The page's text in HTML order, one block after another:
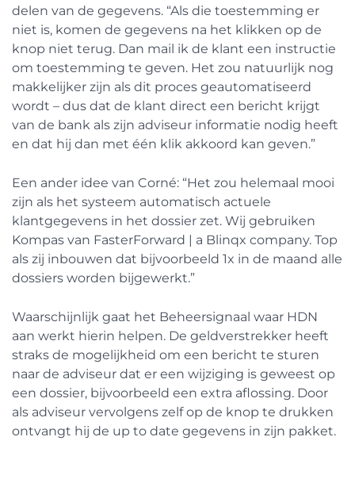
delen van de gegevens. “Als die toestemming er
niet is, komen de gegevens na het klikken op de
knop niet terug. Dan mail ik de klant een instructie
om toestemming te geven. Het zou natuurlijk nog
makkelijker zijn als dit proces geautomatiseerd
wordt – dus dat de klant direct een bericht krijgt
van de bank als zijn adviseur informatie nodig heeft
en dat hij dan met één klik akkoord kan geven.”
Een ander idee van Corné: “Het zou helemaal mooi
zijn als het systeem automatisch actuele
klantgegevens in het dossier zet. Wij gebruiken
Kompas van FasterForward | a Blinqx company. Top
als zij inbouwen dat bijvoorbeeld 1x in de maand alle
dossiers worden bijgewerkt.”
Waarschijnlijk gaat het Beheersignaal waar HDN
aan werkt hierin helpen. De geldverstrekker heeft
straks de mogelijkheid om een bericht te sturen
naar de adviseur dat er een wijziging is geweest op
een dossier, bijvoorbeeld een extra aflossing. Door
als adviseur vervolgens zelf op de knop te drukken
ontvangt hij de up to date gegevens in zijn pakket.